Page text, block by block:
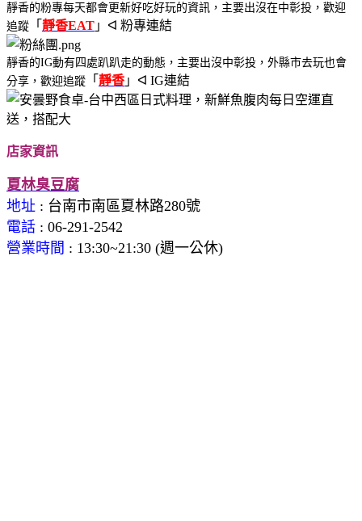
靜香的粉專每天都會更新好吃好玩的資訊，主要出沒在中彰投，歡迎
追蹤 「 靜香EAT 」ᐊ 粉專連結
靜香的IG動有四處趴趴走的動態，主要出沒中彰投，外縣市去玩也會
分享，歡迎追蹤 「 靜香 」ᐊ IG連結
店家資訊
夏林臭豆腐
地址 : 台南市南區夏林路280號
電話 : 06-291-2542
營業時間 : 13:30~21:30 (週一公休)